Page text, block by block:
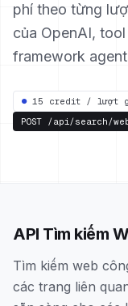
phí theo từng
của OpenAI,
framework
● 15 credit / lượt
POST /api/search/
API Tìm kiếm
Tìm kiếm web
các trang liên